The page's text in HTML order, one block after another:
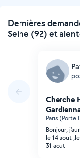
Dernières
Seine (92) et
Cherche
Paris (Porte
Bonjour,
le 14 aout
31 aout